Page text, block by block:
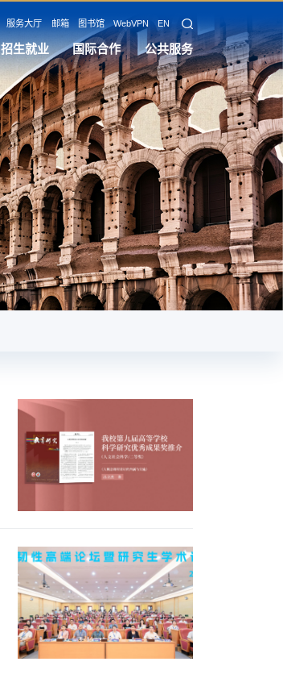
服务大厅 邮箱 图书馆 WebVPN EN
招生就业 国际合作 公共服务